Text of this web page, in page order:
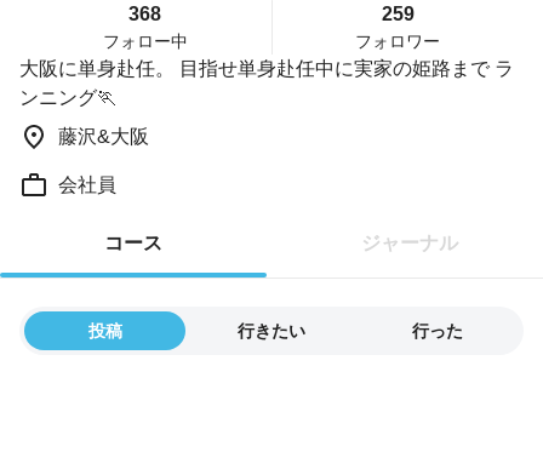
368
フォロー中
259
フォロワー
大阪に単身赴任。 目指せ単身赴任中に実家の姫路まで ラ
ンニング🏃
藤沢&大阪
会社員
コース ジャーナル
投稿 行きたい 行った